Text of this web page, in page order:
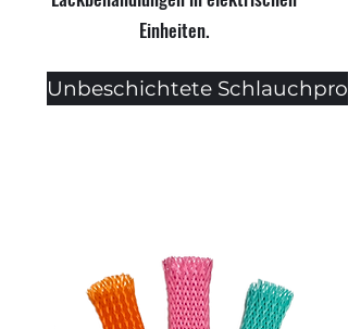
Einheiten.
Unbeschichtete